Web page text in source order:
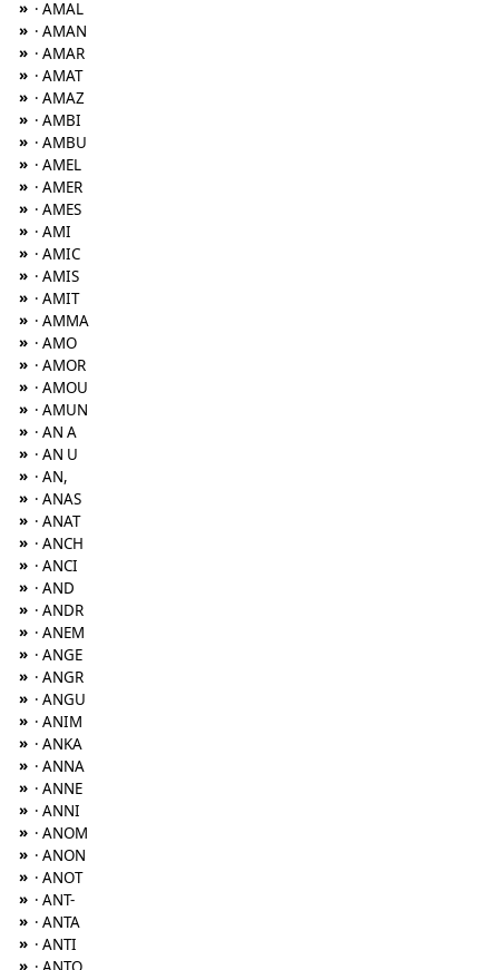
» · AMAL
» · AMAN
» · AMAR
» · AMAT
» · AMAZ
» · AMBI
» · AMBU
» · AMEL
» · AMER
» · AMES
» · AMI
» · AMIC
» · AMIS
» · AMIT
» · AMMA
» · AMO
» · AMOR
» · AMOU
» · AMUN
» · AN A
» · AN U
» · AN,
» · ANAS
» · ANAT
» · ANCH
» · ANCI
» · AND
» · ANDR
» · ANEM
» · ANGE
» · ANGR
» · ANGU
» · ANIM
» · ANKA
» · ANNA
» · ANNE
» · ANNI
» · ANOM
» · ANON
» · ANOT
» · ANT-
» · ANTA
» · ANTI
»